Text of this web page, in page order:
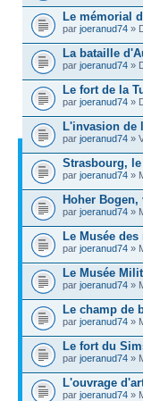
Le mémorial
par joeranud74 »
La bataille
par joeranud74 »
Le fort de la
par joeranud74 »
L'invasion de
par joeranud74 »
Strasbourg, le
par joeranud74 »
Hoher
par joeranud74 »
Le Musée
par joeranud74 »
Le Musée
par joeranud74 »
Le champ de
par joeranud74 »
Le fort du
par joeranud74 »
L'ouvrage
par joeranud74 »